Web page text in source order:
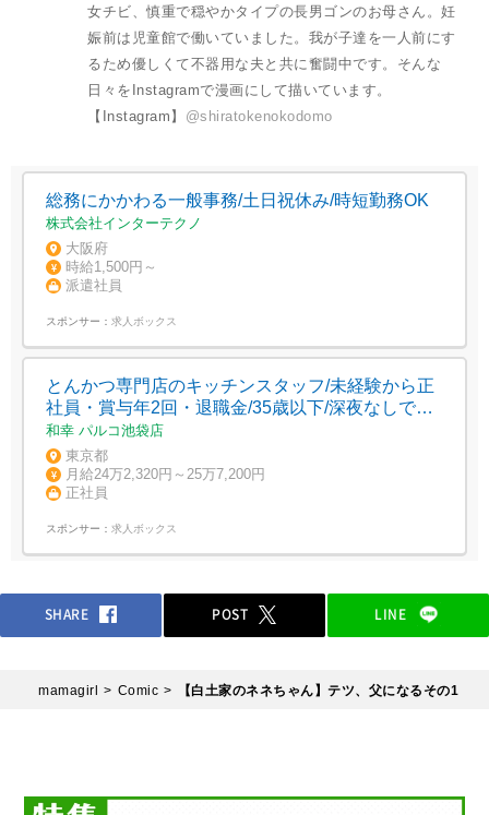
女チビ、慎重で穏やかタイプの長男ゴンのお母さん。妊
娠前は児童館で働いていました。我が子達を一人前にす
るため優しくて不器用な夫と共に奮闘中です。そんな
日々をInstagramで漫画にして描いています。
【Instagram】 @shiratokenokodomo
総務にかかわる一般事務/土日祝休み/時短勤務OK
株式会社インターテクノ
大阪府
時給1,500円～
派遣社員
スポンサー： 求人ボックス
とんかつ専門店のキッチンスタッフ/未経験から正
社員・賞与年2回・退職金/35歳以下/深夜なしでプ
ライベート充実
和幸 パルコ池袋店
東京都
月給24万2,320円～25万7,200円
正社員
スポンサー： 求人ボックス
SHARE POST LINE
mamagirl Comic 【白土家のネネちゃん】テツ、父になるその1